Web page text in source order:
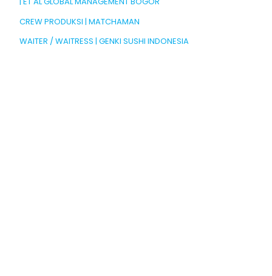
CREW PRODUKSI | MATCHAMAN
WAITER / WAITRESS | GENKI SUSHI INDONESIA